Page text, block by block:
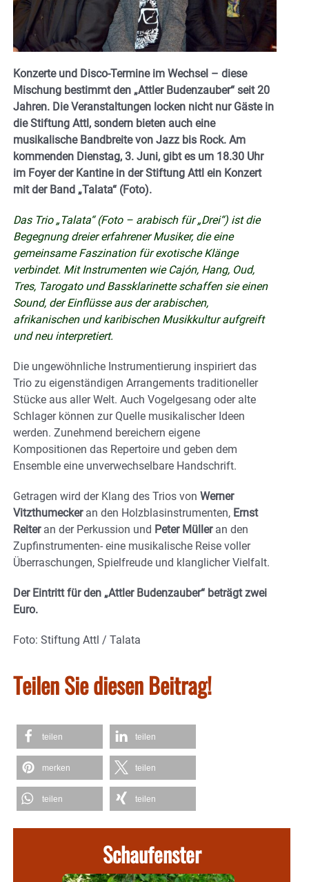
Konzerte und Disco-Termine im Wechsel – diese
Mischung bestimmt den „Attler Budenzauber“ seit 20
Jahren. Die Veranstaltungen locken nicht nur Gäste in
die Stiftung Attl, sondern bieten auch eine
musikalische Bandbreite von Jazz bis Rock. Am
kommenden Dienstag, 3. Juni, gibt es um 18.30 Uhr
im Foyer der Kantine in der Stiftung Attl ein Konzert
mit der Band „Talata“ (Foto).
Das Trio „Talata“ (Foto – arabisch für „Drei“) ist die
Begegnung dreier erfahrener Musiker, die eine
gemeinsame Faszination für exotische Klänge
verbindet. Mit Instrumenten wie Cajón, Hang, Oud,
Tres, Tarogato und Bassklarinette schaffen sie einen
Sound, der Einflüsse aus der arabischen,
afrikanischen und karibischen Musikkultur aufgreift
und neu interpretiert.
Die ungewöhnliche Instrumentierung inspiriert das
Trio zu eigenständigen Arrangements traditioneller
Stücke aus aller Welt. Auch Vogelgesang oder alte
Schlager können zur Quelle musikalischer Ideen
werden. Zunehmend bereichern eigene
Kompositionen das Repertoire und geben dem
Ensemble eine unverwechselbare Handschrift.
Getragen wird der Klang des Trios von Werner
Vitzthumeckeran den Holzblasinstrumenten, Ernst
Reiteran der Perkussion und Peter Mülleran den
Zupfinstrumenten- eine musikalische Reise voller
Überraschungen, Spielfreude und klanglicher Vielfalt.
Der Eintritt für den „Attler Budenzauber“ beträgt zwei
Euro.
Foto: Stiftung Attl / Talata
Teilen Sie diesen Beitrag!
teilen teilen
merken teilen
teilen teilen
Schaufenster